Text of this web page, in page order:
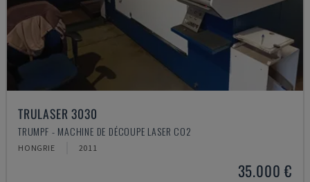
TRULASER 3030
TRUMPF - MACHINE DE DÉCOUPE LASER CO2
HONGRIE 2011
35.000 €